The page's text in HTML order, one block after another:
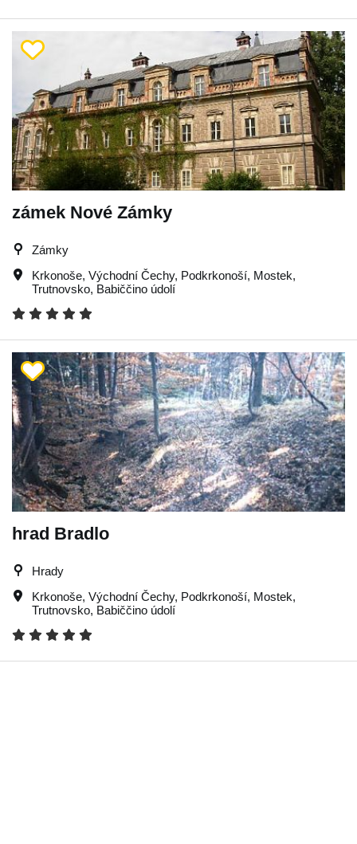
zámek Nové Zámky
Zámky
Krkonoše, Východní Čechy, Podkrkonoší, Mostek,
Trutnovsko, Babiččino údolí
hrad Bradlo
Hrady
Krkonoše, Východní Čechy, Podkrkonoší, Mostek,
Trutnovsko, Babiččino údolí